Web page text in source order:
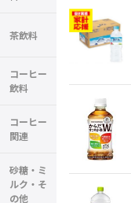
茶飲料
コーヒー
飲料
コーヒー
関連
砂糖・ミ
ルク・そ
の他